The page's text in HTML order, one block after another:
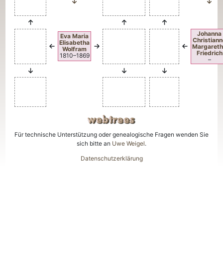
Eva Maria
Elisabetha
Wolfram
1810–1869
Johanna
Friedrich
–
Für technische Unterstützung oder genealogische Fragen wenden Sie
sich bitte an Uwe Weigel.
Datenschutzerklärung